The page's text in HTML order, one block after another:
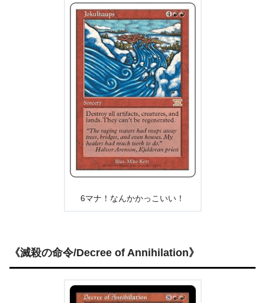
6マナ！なんかかっこいい！
《滅殺の命令/Decree of Annihilation》